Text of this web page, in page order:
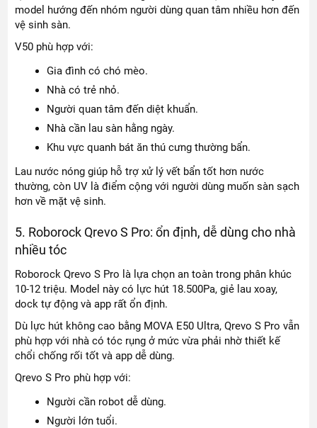
model hướng đến nhóm người dùng quan tâm nhiều hơn đến
vệ sinh sàn.
V50 phù hợp với:
Gia đình có chó mèo.
Nhà có trẻ nhỏ.
Người quan tâm đến diệt khuẩn.
Nhà cần lau sàn hằng ngày.
Khu vực quanh bát ăn thú cưng thường bẩn.
Lau nước nóng giúp hỗ trợ xử lý vết bẩn tốt hơn nước
thường, còn UV là điểm cộng với người dùng muốn sàn sạch
hơn về mặt vệ sinh.
5. Roborock Qrevo S Pro: ổn định, dễ dùng cho nhà
nhiều tóc
Roborock Qrevo S Pro là lựa chọn an toàn trong phân khúc
10-12 triệu. Model này có lực hút 18.500Pa, giẻ lau xoay,
dock tự động và app rất ổn định.
Dù lực hút không cao bằng MOVA E50 Ultra, Qrevo S Pro vẫn
phù hợp với nhà có tóc rụng ở mức vừa phải nhờ thiết kế
chổi chống rối tốt và app dễ dùng.
Qrevo S Pro phù hợp với:
Người cần robot dễ dùng.
Người lớn tuổi.